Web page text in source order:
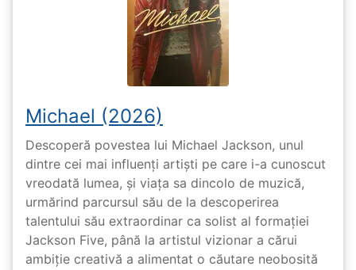
Michael (2026)
Descoperă povestea lui Michael Jackson, unul
dintre cei mai influenți artiști pe care i-a cunoscut
vreodată lumea, și viața sa dincolo de muzică,
urmărind parcursul său de la descoperirea
talentului său extraordinar ca solist al formației
Jackson Five, până la artistul vizionar a cărui
ambiție creativă a alimentat o căutare neobosită